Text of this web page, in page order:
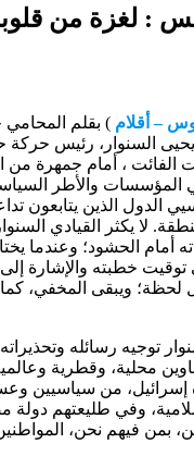
: لغزة من
– أقلام ) بقلم
السنوار، رئيس
الفائت ، أمام جمهرة
المؤسسات والأطر
الدول الذين يتابعون
لا يكثر القيادي
أمام الحشود؛ وعندما
توقيت خطبته والإشارة
لحظة؛ ويبقى المخفي،
توجيه رسائله
محلية، وقطرية
إسرائيل، من سياسيين
وفي طليعتهم